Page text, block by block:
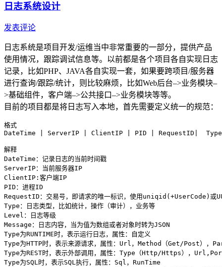
日志系统设计
发表评论
日志系统是项目开发/运维当中非常重要的一部分，提供产品
使用情况，跟踪调试信息等。以前都是各个项目各自实现日志
记录，比如PHP、JAVA各自实现一套，如果要跨项目/服务器
进行查询/跟踪/统计，则比较麻烦，比如Web后台–>业务模块–
>基础组件，客户端–>公共接口–>业务模块等等。
目前的项目都是将日志写入本地，首先需要定义统一的规范：
格式
DateTime | ServerIP | ClientIP | PID | RequestID|
解释
DateTime：记录日志的当前时间戳
ServerIP：当前服务器IP
ClientIP:客户端IP
PID：进程ID
RequestID：交易号，即请求的唯一标识，使用uniqid(+UserCode)或
Type：日志类型，比如统计，操作（审计），业务等
Level：日志等级
Message：日志内容，当为值为数组或者对象时转为JSON
Type为RUNTIME时，表示运行日志，属性：自定义
Type为HTTP时，表示来源请求，属性：Url，Method（Get/Post）
Type为REST时，表示外部调用，属性：Type（Http/Https），
Type为SQL时，表示SQL执行，属性：Sql，RunTime